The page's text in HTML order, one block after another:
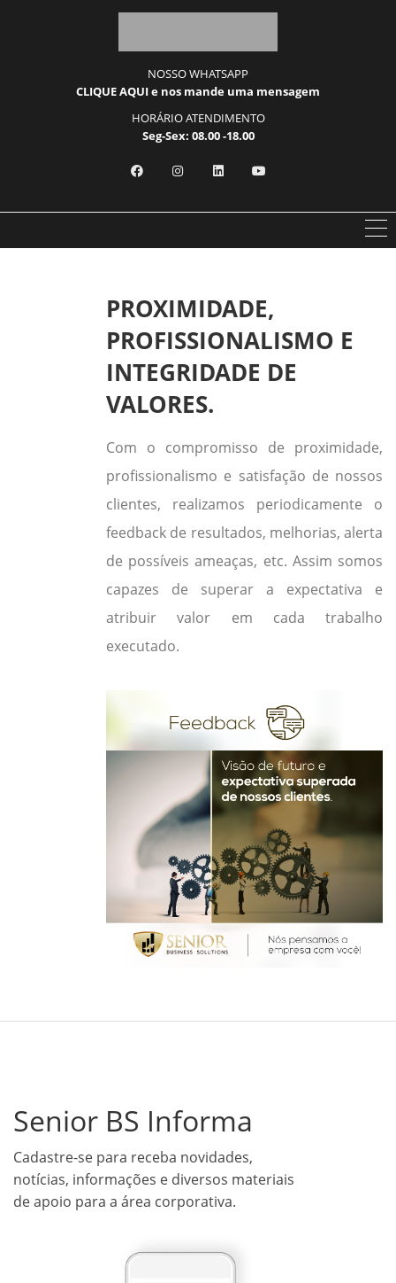
NOSSO WHATSAPP
CLIQUE AQUI e nos mande uma mensagem
HORÁRIO ATENDIMENTO
Seg-Sex: 08.00 -18.00
PROXIMIDADE,
PROFISSIONALISMO E
INTEGRIDADE DE
VALORES.
Com o compromisso de proximidade,
profissionalismo e satisfação de nossos
clientes, realizamos periodicamente o
feedback de resultados, melhorias, alerta
de possíveis ameaças, etc. Assim somos
capazes de superar a expectativa e
atribuir valor em cada trabalho
executado.
Senior BS Informa
Cadastre-se para receba novidades,
notícias, informações e diversos materiais
de apoio para a área corporativa.